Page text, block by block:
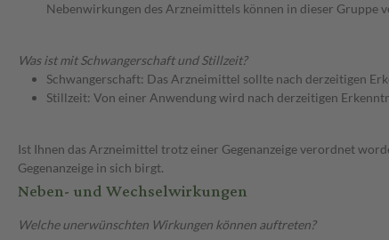
Nebenwirkungen des Arzneimittels können in dieser Gruppe
Was ist mit Schwangerschaft und Stillzeit?
Schwangerschaft: Das Arzneimittel sollte nach derzeitigen
Stillzeit: Von einer Anwendung wird nach derzeitigen
Ist Ihnen das Arzneimittel trotz einer Gegenanzeige verordnet
Gegenanzeige in sich birgt.
Neben- und Wechselwirkungen
Welche unerwünschten Wirkungen können auftreten?